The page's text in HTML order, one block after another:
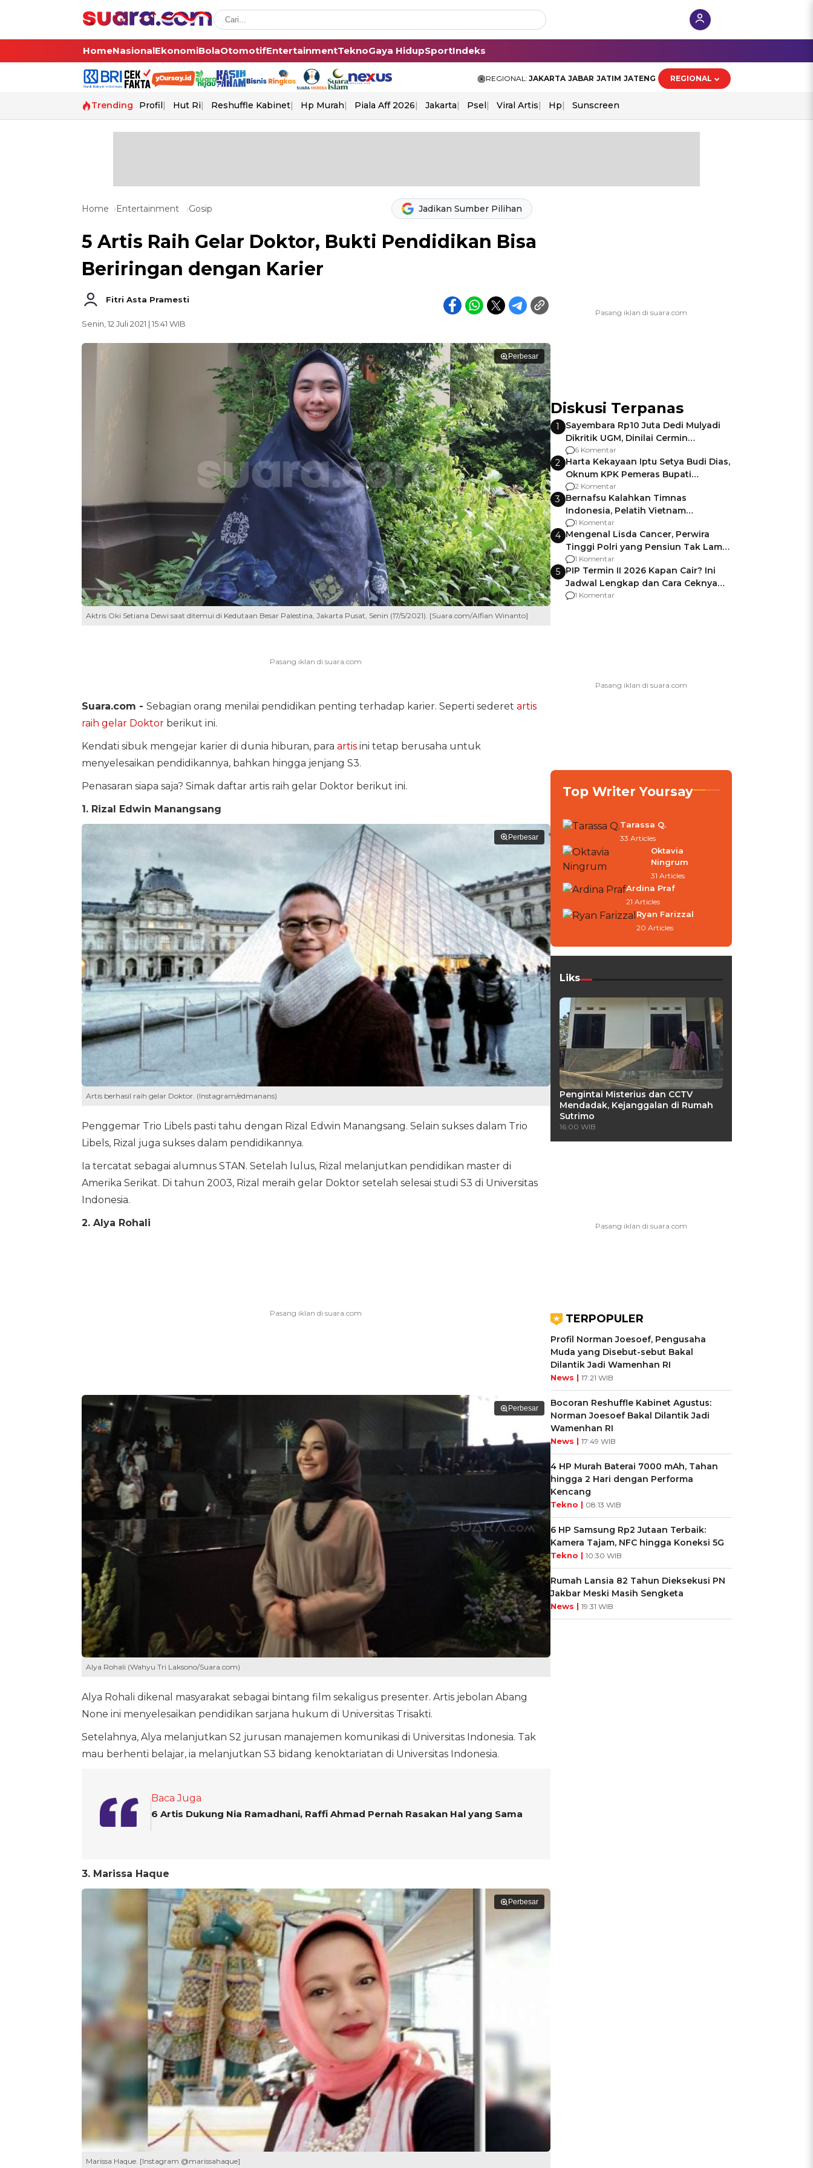
HomeNasionalEkonomiBolaOtomotifEntertainmentTeknoGaya HidupSportIndeks
REGIONAL: JAKARTA JABAR JATIM JATENG REGIONAL
Trending Profil Hut Ri Reshuffle Kabinet Hp Murah Piala Aff 2026 Jakarta Psel Viral Artis Hp Sunscreen
Home Entertainment Gosip Jadikan Sumber Pilihan
5 Artis Raih Gelar Doktor, Bukti Pendidikan Bisa
Beriringan dengan Karier
Fitri Asta Pramesti
Senin, 12 Juli 2021 | 15:41 WIB
Perbesar
Aktris Oki Setiana Dewi saat ditemui di Kedutaan Besar Palestina, Jakarta Pusat, Senin (17/5/2021). [Suara.com/Alfian Winanto]
Suara.com - Sebagian orang menilai pendidikan penting terhadap karier. Seperti sederet artis
raih gelar Doktorberikut ini.
Kendati sibuk mengejar karier di dunia hiburan, para artisini tetap berusaha untuk
menyelesaikan pendidikannya, bahkan hingga jenjang S3.
Penasaran siapa saja? Simak daftar artis raih gelar Doktor berikut ini.
1. Rizal Edwin Manangsang
Perbesar
Artis berhasil raih gelar Doktor. (Instagram/edmanans)
Penggemar Trio Libels pasti tahu dengan Rizal Edwin Manangsang. Selain sukses dalam Trio
Libels, Rizal juga sukses dalam pendidikannya.
Ia tercatat sebagai alumnus STAN. Setelah lulus, Rizal melanjutkan pendidikan master di
Amerika Serikat. Di tahun 2003, Rizal meraih gelar Doktor setelah selesai studi S3 di Universitas
Indonesia.
2. Alya Rohali
Perbesar
Alya Rohali (Wahyu Tri Laksono/Suara.com)
Alya Rohali dikenal masyarakat sebagai bintang film sekaligus presenter. Artis jebolan Abang
None ini menyelesaikan pendidikan sarjana hukum di Universitas Trisakti.
Setelahnya, Alya melanjutkan S2 jurusan manajemen komunikasi di Universitas Indonesia. Tak
mau berhenti belajar, ia melanjutkan S3 bidang kenoktariatan di Universitas Indonesia.
Baca Juga
6 Artis Dukung Nia Ramadhani, Raffi Ahmad Pernah Rasakan Hal yang Sama
3. Marissa Haque
Perbesar
Marissa Haque. [Instagram @marissahaque]
Diskusi Terpanas
1
Sayembara Rp10 Juta Dedi Mulyadi
Dikritik UGM, Dinilai Cermin
Gagalnya Negara Jamin Keamanan
6 Komentar
2 Harta Kekayaan Iptu Setya Budi Dias,
Oknum KPK Pemeras Bupati
Pemalang
2 Komentar
3 Bernafsu Kalahkan Timnas
Indonesia, Pelatih Vietnam
Berencana Pakai Jimat di Pakansari
1 Komentar
4 Mengenal Lisda Cancer, Perwira
Tinggi Polri yang Pensiun Tak Lama
Usai Jadi Brigjen
1 Komentar
5 PIP Termin II 2026 Kapan Cair? Ini
Jadwal Lengkap dan Cara Ceknya
agar Dana Tidak Hangus!
1 Komentar
Top Writer Yoursay
Tarassa Q.
33 Articles
Oktavia
Ningrum
31 Articles
Ardina Praf
21 Articles
Ryan Farizzal
20 Articles
Liks
Pengintai Misterius dan CCTV
Mendadak, Kejanggalan di Rumah
Sutrimo
16:00 WIB
TERPOPULER
Profil Norman Joesoef, Pengusaha
Muda yang Disebut-sebut Bakal
Dilantik Jadi Wamenhan RI
News | 17:21 WIB
Bocoran Reshuffle Kabinet Agustus:
Norman Joesoef Bakal Dilantik Jadi
Wamenhan RI
News | 17:49 WIB
4 HP Murah Baterai 7000 mAh, Tahan
hingga 2 Hari dengan Performa
Kencang
Tekno | 08:13 WIB
6 HP Samsung Rp2 Jutaan Terbaik:
Kamera Tajam, NFC hingga Koneksi 5G
Tekno | 10:30 WIB
Rumah Lansia 82 Tahun Dieksekusi PN
Jakbar Meski Masih Sengketa
News | 19:31 WIB